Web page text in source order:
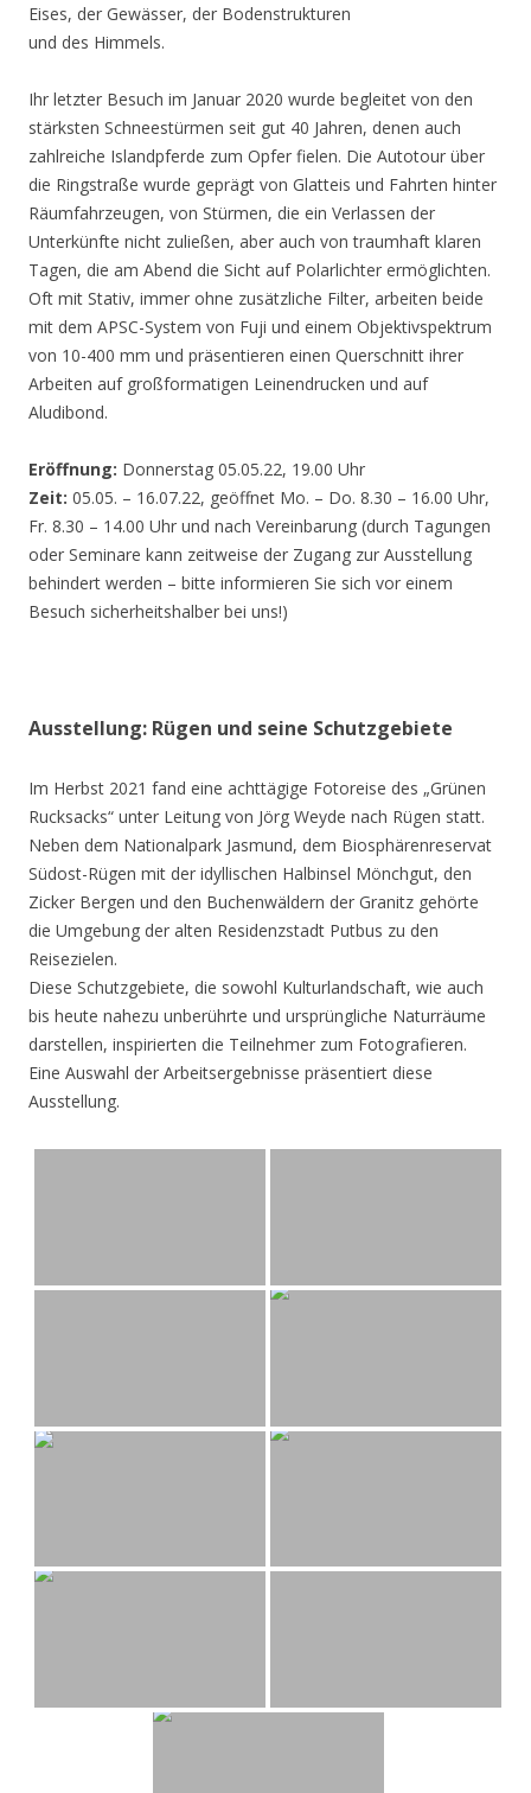
Eises, der Gewässer, der Bodenstrukturen
und des Himmels.
Ihr letzter Besuch im Januar 2020 wurde begleitet von den
stärksten Schneestürmen seit gut 40 Jahren, denen auch
zahlreiche Islandpferde zum Opfer fielen. Die Autotour über
die Ringstraße wurde geprägt von Glatteis und Fahrten hinter
Räumfahrzeugen, von Stürmen, die ein Verlassen der
Unterkünfte nicht zuließen, aber auch von traumhaft klaren
Tagen, die am Abend die Sicht auf Polarlichter ermöglichten.
Oft mit Stativ, immer ohne zusätzliche Filter, arbeiten beide
mit dem APSC-System von Fuji und einem Objektivspektrum
von 10-400 mm und präsentieren einen Querschnitt ihrer
Arbeiten auf großformatigen Leinendrucken und auf
Aludibond.
Eröffnung: Donnerstag 05.05.22, 19.00 Uhr
Zeit: 05.05. – 16.07.22, geöffnet Mo. – Do. 8.30 – 16.00 Uhr,
Fr. 8.30 – 14.00 Uhr und nach Vereinbarung (durch Tagungen
oder Seminare kann zeitweise der Zugang zur Ausstellung
behindert werden – bitte informieren Sie sich vor einem
Besuch sicherheitshalber bei uns!)
Ausstellung: Rügen und seine Schutzgebiete
Im Herbst 2021 fand eine achttägige Fotoreise des „Grünen
Rucksacks“ unter Leitung von Jörg Weyde nach Rügen statt.
Neben dem Nationalpark Jasmund, dem Biosphärenreservat
Südost-Rügen mit der idyllischen Halbinsel Mönchgut, den
Zicker Bergen und den Buchenwäldern der Granitz gehörte
die Umgebung der alten Residenzstadt Putbus zu den
Reisezielen.
Diese Schutzgebiete, die sowohl Kulturlandschaft, wie auch
bis heute nahezu unberührte und ursprüngliche Naturräume
darstellen, inspirierten die Teilnehmer zum Fotografieren.
Eine Auswahl der Arbeitsergebnisse präsentiert diese
Ausstellung.